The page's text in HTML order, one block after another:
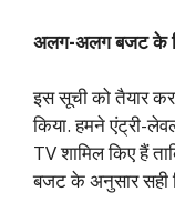
अलग-अलग बजट के
इस सूची को तैयार
किया. हमने एंट्री-
TV शामिल किए हैं
बजट के अनुसार सही